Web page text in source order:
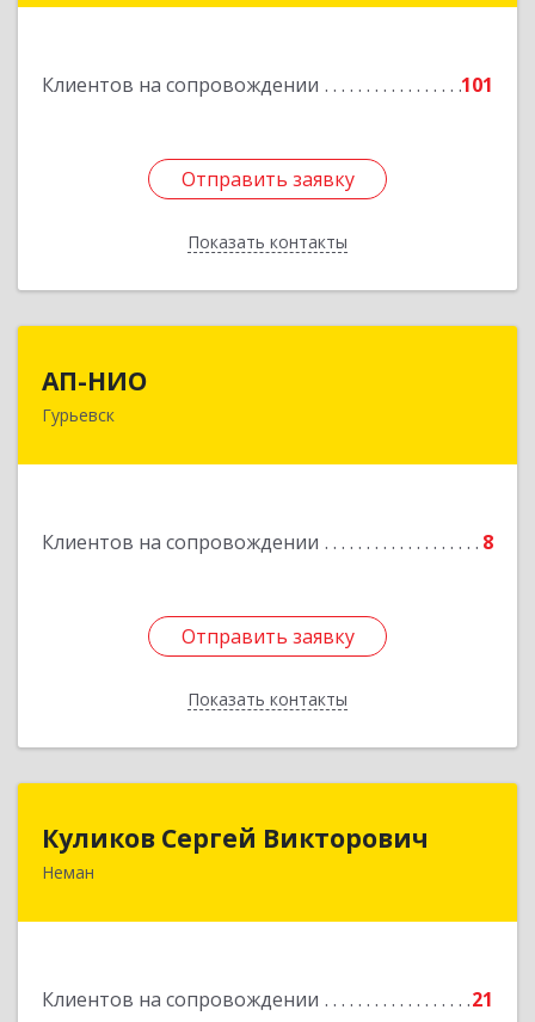
Клиентов на сопровождении 101
Отправить заявку
Показать контакты
Отправить заявку
Назад
АП-НИО
Гурьевск
Клиентов на сопровождении 8
Отправить заявку
Показать контакты
238300 Калининградская обл, Гурьевск г,
Отправить заявку
Назад
Куликов Сергей Викторович
Неман
Клиентов на сопровождении 21
Куликов Сергей Викторович